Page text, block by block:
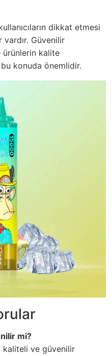
dikkat etmesi
vardır. Güvenilir
ürünlerin kalite
konuda önemlidir.
mi?
kaliteli ve güvenilir